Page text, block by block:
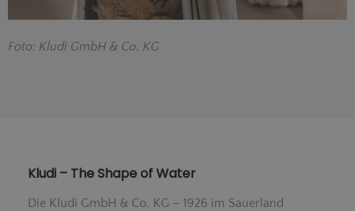
Foto: Kludi GmbH & Co. KG
Kludi – The Shape of Water
Die Kludi GmbH & Co. KG – 1926 im Sauerland